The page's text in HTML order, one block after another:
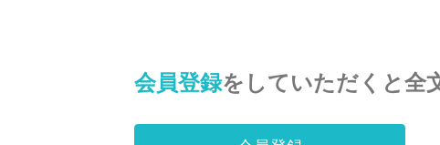
会員登録をしていただくと全